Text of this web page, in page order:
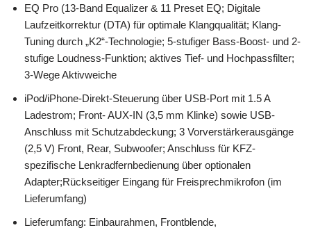
EQ Pro (13-Band Equalizer & 11 Preset EQ; Digitale
Laufzeitkorrektur (DTA) für optimale Klangqualität; Klang-
Tuning durch „K2“-Technologie; 5-stufiger Bass-Boost- und 2-
stufige Loudness-Funktion; aktives Tief- und Hochpassfilter;
3-Wege Aktivweiche
iPod/iPhone-Direkt-Steuerung über USB-Port mit 1.5 A
Ladestrom; Front- AUX-IN (3,5 mm Klinke) sowie USB-
Anschluss mit Schutzabdeckung; 3 Vorverstärkerausgänge
(2,5 V) Front, Rear, Subwoofer; Anschluss für KFZ-
spezifische Lenkradfernbedienung über optionalen
Adapter;Rückseitiger Eingang für Freisprechmikrofon (im
Lieferumfang)
Lieferumfang: Einbaurahmen, Frontblende,